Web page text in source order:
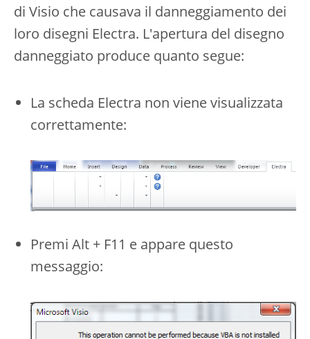
di Visio che causava il danneggiamento dei
loro disegni Electra. L'apertura del disegno
danneggiato produce quanto segue:
La scheda Electra non viene visualizzata
correttamente:
Premi Alt + F11 e appare questo
messaggio: